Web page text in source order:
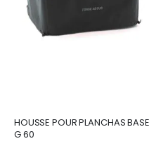
HOUSSE POUR PLANCHAS BASE
G 60